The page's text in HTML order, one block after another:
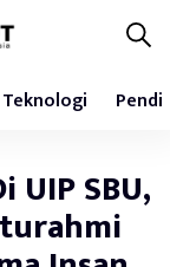
Teknologi
SBU,